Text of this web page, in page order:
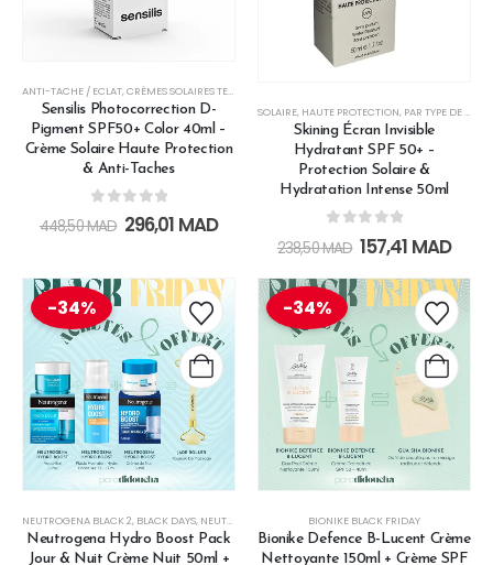
ANTI-TACHE / ECLAT,CRÈMES SOLAIRES TEINTÉES
Sensilis Photocorrection D-
Pigment SPF50+ Color 40ml –
Crème Solaire Haute Protection
& Anti-Taches
out of 5
448,50MAD 296,01 MAD
SOLAIRE, HAUTE PROTECTION, PAR TYPE DE PEAU
Skining Écran Invisible
Hydratant SPF 50+ –
Protection Solaire &
Hydratation Intense 50ml
out of 5
238,50MAD 157,41 MAD
-34%
NEUTROGENA BLACK 2, BLACK DAYS, NEUTROGENA BLACK FRIDAY ,OFFRE NEUTROGENA
Neutrogena Hydro Boost Pack
Jour & Nuit Crème Nuit 50ml +
-34%
BIONIKE BLACK FRIDAY
Bionike Defence B-Lucent Crème
Nettoyante 150ml + Crème SPF